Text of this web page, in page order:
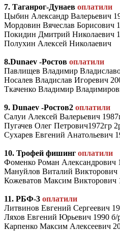
7. Таганрог-Дунаев оплатили
Цыбин Александр Валерьевич
Мордовин Вячеслав Борисович
Покидин Дмитрий Николаевич
Полухин Алексей Николаевич
8.Dunaev -Ростов оплатили
Павлищев Владимир
Носалев Владислав Игоревич
Ткаченко Владимир
9. Dunaev -Ростов2 оплатили
Салуи Алексей Валерьевич
Пугачев Олег Петрович1972гр
Сухарев Евгений Анатольевич
10. Трофей фишинг оплатили
Фоменко Роман Александрович
Мануйлов Виталий Викторович
Кожеватов Максим Викторович
11. РБФ-3 оплатили
Литвинов Евгений Сергеевич
Ляхов Евгений Юрьевич 1990 б/
Карпенко Максим Алексеевич